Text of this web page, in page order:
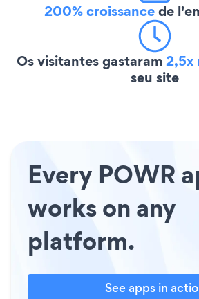
200% croissancede
Os visitantes gastaram2,5x
seu site
Every POWR
works on any
platform.
See apps in